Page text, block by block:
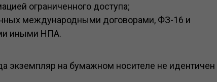
ограниченного доступа;
международными договорами, ФЗ-16 и
иными НПА.
экземпляр на бумажном носителе не идентичен